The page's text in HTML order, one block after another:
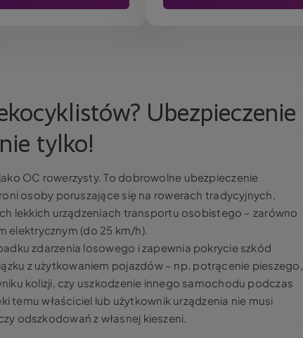
Ubezpieczenie
tylko!
OC rowerzysty. To dobrowolne ubezpieczenie
osoby poruszające się na rowerach tradycyjnych,
lekkich urządzeniach transportu osobistego – zarówno
elektrycznym (do 25 km/h).
zdarzenia losowego i zapewnia pokrycie szkód
z użytkowaniem pojazdów – np. potrącenie pieszego,
kolizji, czy uszkodzenie innego samochodu podczas
temu właściciel lub użytkownik urządzenia nie musi
odszkodowań z własnej kieszeni.